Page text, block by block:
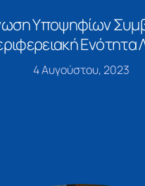
Υποψηφίων
Ενότητα
4 Αυγούστου, 2023